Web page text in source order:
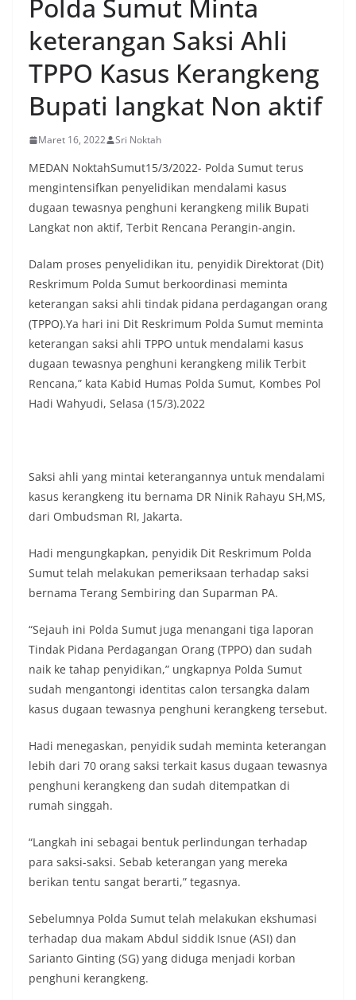
sekaligus menyampaikan pesan-pesan
kamtibmas. Kehadiran petugas disambut baik
oleh warga, yang sebagian besar tengah bersiap
menyambut momentum HUT Kemerdekaan RI
dengan berbagai persiapan di lingkungan
masing-masing.‎Dalam dialog yang berlangsung
akrab, Bhabinkamtibmas menyapa warga,
menanyakan kondisi keamanan dan kenyamanan
lingkungan tempat tinggal, serta membuka ruang
komunikasi dua arah agar warga dapat
menyampaikan keluhan maupun informasi terkait
situasi kamtibmas di sekitar mereka.‎‎‎Salah satu
poin utama yang disampaikan dalam kegiatan
sambang ini adalah imbauan kepada warga untuk
memasang bendera Merah Putih secara penuh,
penghormatan dan rasa cinta tanah air
menjelang perayaan HUT Kemerdekaan RI.
Petugas mengingatkan bahwa pemasangan
bendera dengan benar merupakan salah satu
wujud nyata partisipasi masyarakat dalam
memperingati hari bersejarah bangsa
Indonesia.‎‎”Kami mengimbau kepada seluruh
warga agar mulai mempersiapkan dan memasang
bendera Merah Putih di depan rumah masing-
masing secara penuh. Ini adalah bentuk
agar warga memperhatikan kondisi bendera yang
akan dikibarkan, memastikan bendera dalam
keadaan bersih, tidak sobek, dan layak untuk
negara.‎‎‎Selain menyampaikan imbauan terkait
bendera, kegiatan sambang DDS ini juga
dimanfaatkan sebagai sarana deteksi dini (early
warning) guna mengantisipasi potensi gangguan
(Kamtibmas) di lingkungan tempat tinggal warga.
Melalui interaksi langsung tersebut,
Bhabinkamtibmas dapat menghimpun informasi
awal terkait situasi sosial, potensi kerawanan,
maupun hal-hal yang dapat mengganggu
kondusivitas wilayah, khususnya menjelang
diwarnai dengan berbagai kegiatan dan
keramaian warga.‎‎Dengan adanya deteksi dini ini,
diharapkan potensi gangguan keamanan dapat
diantisipasi sejak awal sehingga situasi di
Kelurahan Sunggal tetap terjaga aman, tertib,
dan kondusif hingga puncak perayaan HUT
Polri dengan Masyarakat‎Kegiatan sambang Door
to Door System ini merupakan salah satu bentuk
implementasi program Polri Presisi yang
personel Kepolisian dengan masyarakat. Melalui
kegiatan semacam ini, Bhabinkamtibmas tidak
hanya berperan sebagai penyampai informasi
dan imbauan, tetapi juga sebagai mitra
masyarakat dalam menjaga keamanan lingkungan
Polda Sumut Minta
keterangan Saksi Ahli
TPPO Kasus Kerangkeng
Bupati langkat Non aktif
Maret 16, 2022 Sri Noktah
MEDAN NoktahSumut15/3/2022- Polda Sumut terus
mengintensifkan penyelidikan mendalami kasus
dugaan tewasnya penghuni kerangkeng milik Bupati
Langkat non aktif, Terbit Rencana Perangin-angin.
Dalam proses penyelidikan itu, penyidik Direktorat (Dit)
Reskrimum Polda Sumut berkoordinasi meminta
keterangan saksi ahli tindak pidana perdagangan orang
(TPPO).Ya hari ini Dit Reskrimum Polda Sumut meminta
keterangan saksi ahli TPPO untuk mendalami kasus
dugaan tewasnya penghuni kerangkeng milik Terbit
Rencana,” kata Kabid Humas Polda Sumut, Kombes Pol
Hadi Wahyudi, Selasa (15/3).2022
Saksi ahli yang mintai keterangannya untuk mendalami
kasus kerangkeng itu bernama DR Ninik Rahayu SH,MS,
dari Ombudsman RI, Jakarta.
Hadi mengungkapkan, penyidik Dit Reskrimum Polda
Sumut telah melakukan pemeriksaan terhadap saksi
bernama Terang Sembiring dan Suparman PA.
“Sejauh ini Polda Sumut juga menangani tiga laporan
Tindak Pidana Perdagangan Orang (TPPO) dan sudah
naik ke tahap penyidikan,” ungkapnya Polda Sumut
sudah mengantongi identitas calon tersangka dalam
kasus dugaan tewasnya penghuni kerangkeng tersebut.
Hadi menegaskan, penyidik sudah meminta keterangan
lebih dari 70 orang saksi terkait kasus dugaan tewasnya
penghuni kerangkeng dan sudah ditempatkan di
rumah singgah.
“Langkah ini sebagai bentuk perlindungan terhadap
para saksi-saksi. Sebab keterangan yang mereka
berikan tentu sangat berarti,” tegasnya.
Sebelumnya Polda Sumut telah melakukan ekshumasi
terhadap dua makam Abdul siddik Isnue (ASI) dan
Sarianto Ginting (SG) yang diduga menjadi korban
penghuni kerangkeng.